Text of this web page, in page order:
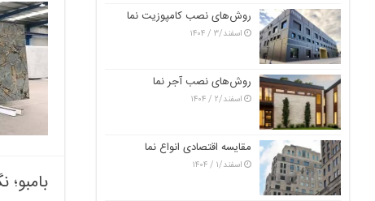
روش‌های نصب کامپوزیت نما
اسفند/۳ / ۱۴۰۴
روش‌های نصب آجر نما
اسفند/۲ / ۱۴۰۴
مقایسه اقتصادی انواع نما
اسفند/۱ / ۱۴۰۴